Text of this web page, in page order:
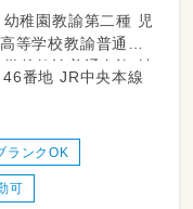
しています)
宅への送迎
プワゴンなど)
いすることもあり
自動車運転免許
中央本線
ランクOK
可